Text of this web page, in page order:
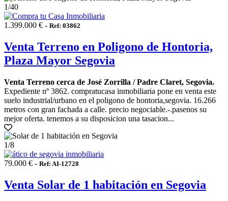
1/40
1.399.000 € - Ref: 03862
Venta Terreno en Poligono de Hontoria,
Plaza Mayor Segovia
Venta Terreno cerca de José Zorrilla / Padre Claret, Segovia.
Expediente nº 3862. compratucasa inmobiliaria pone en venta este
suelo industrial/urbano en el poligono de hontoria,segovia. 16.266
metros con gran fachada a calle. precio negociable.-.pasenos su
mejor oferta. tenemos a su disposicion una tasacion...
1/8
79.000 € - Ref: AI-12728
Venta Solar de 1 habitación en Segovia